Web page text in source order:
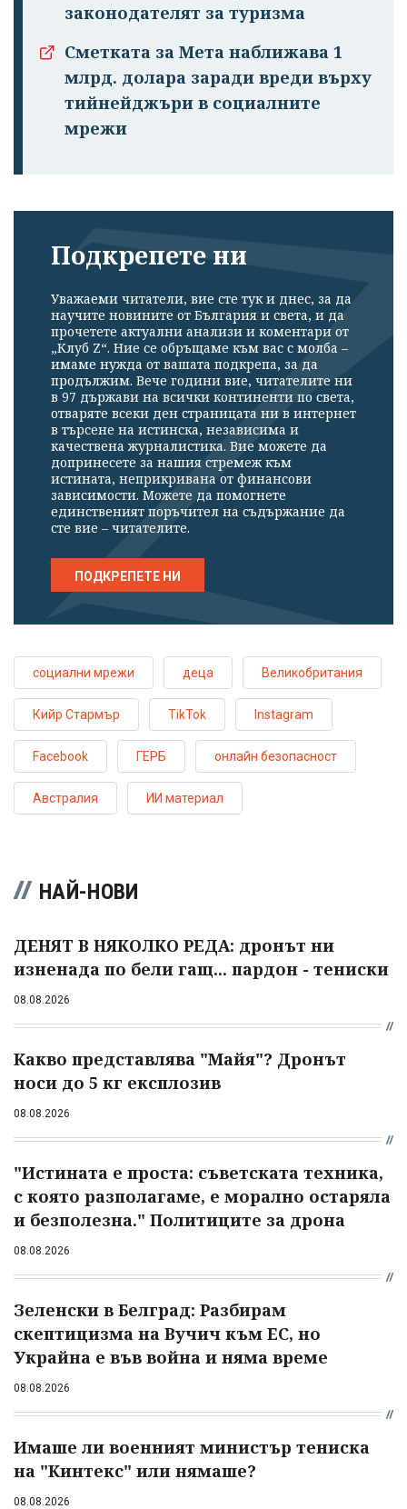
законодателят за туризма
Сметката за Мета наближава 1
млрд. долара заради вреди върху
тийнейджъри в социалните
мрежи
Подкрепете ни
Уважаеми читатели, вие сте тук и днес, за да
научите новините от България и света, и да
прочетете актуални анализи и коментари от
„Клуб Z“. Ние се обръщаме към вас с молба –
имаме нужда от вашата подкрепа, за да
продължим. Вече години вие, читателите ни
в 97 държави на всички континенти по света,
отваряте всеки ден страницата ни в интернет
в търсене на истинска, независима и
качествена журналистика. Вие можете да
допринесете за нашия стремеж към
истината, неприкривана от финансови
зависимости. Можете да помогнете
единственият поръчител на съдържание да
сте вие – читателите.
ПОДКРЕПЕТЕ НИ
социални мрежи деца Великобритания
Кийр Стармър TikTok Instagram
Facebook ГЕРБ онлайн безопасност
Австралия ИИ материал
НАЙ-НОВИ
ДЕНЯТ В НЯКОЛКО РЕДА: дронът ни
изненада по бели гащ... пардон - тениски
08.08.2026
Какво представлява "Майя"? Дронът
носи до 5 кг експлозив
08.08.2026
"Истината е проста: съветската техника,
с която разполагаме, е морално остаряла
и безполезна." Политиците за дрона
08.08.2026
Зеленски в Белград: Разбирам
скептицизма на Вучич към ЕС, но
Украйна е във война и няма време
08.08.2026
Имаше ли военният министър тениска
на "Кинтекс" или нямаше?
08.08.2026